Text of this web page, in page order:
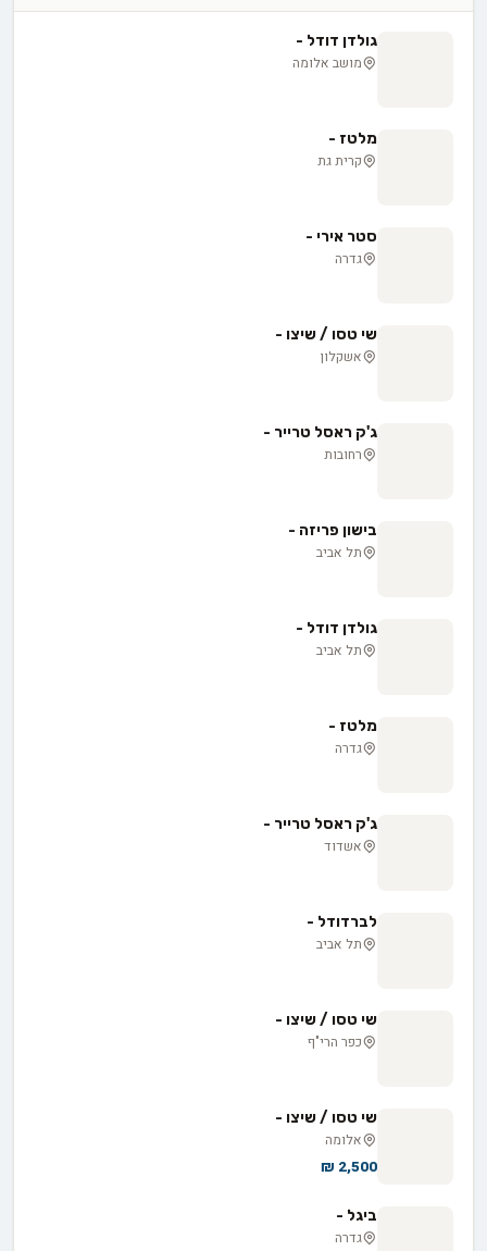
גולדן דודל -
מושב אלומה
מלטז -
קרית גת
סטר אירי -
גדרה
שי טסו / שיצו -
אשקלון
ג'ק ראסל טרייר -
רחובות
בישון פריזה -
תל אביב
גולדן דודל -
תל אביב
מלטז -
גדרה
ג'ק ראסל טרייר -
אשדוד
לברדודל -
תל אביב
שי טסו / שיצו -
כפר הרי"ף
שי טסו / שיצו -
אלומה
2,500 ₪
ביגל -
גדרה